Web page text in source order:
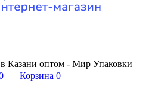
Казани оптом - Мир Упаковки
Корзина 0